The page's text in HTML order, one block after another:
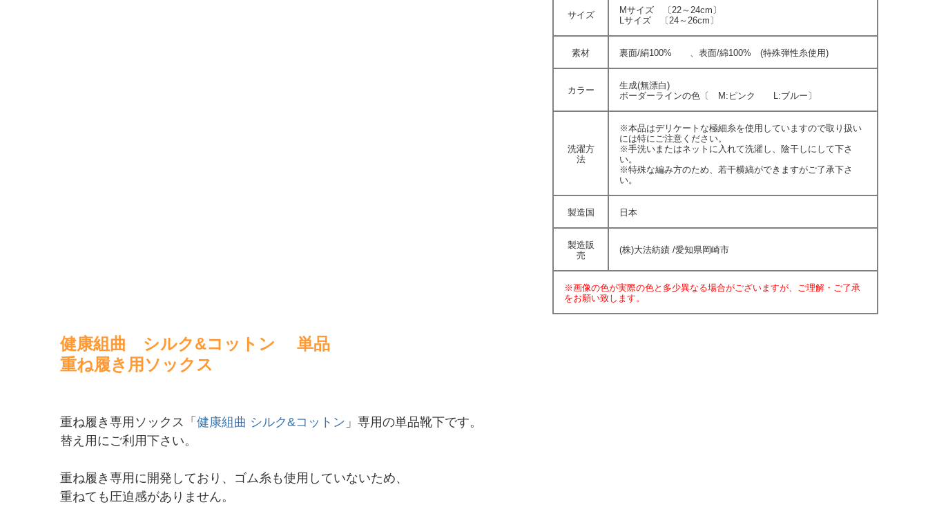
サイズ
Mサイズ 〔22～24cm〕
Lサイズ 〔24～26cm〕
素材 裏面/絹100% 、表面/綿100% (特殊弾性糸使用)
カラー
生成(無漂白)
ボーダーラインの色〔 M:ピンク L:ブルー〕
洗濯方
法
※本品はデリケートな極細糸を使用していますので取り扱い
には特にご注意ください。
※手洗いまたはネットに入れて洗濯し、陰干しにして下さ
い。
※特殊な編み方のため、若干横縞ができますがご了承下さ
い。
製造国 日本
製造販
売
(株)大法紡績 /愛知県岡崎市
※画像の色が実際の色と多少異なる場合がございますが、ご理解・ご了承
をお願い致します。
健康組曲 シルク&コットン 単品
重ね履き用ソックス
重ね履き専用ソックス「 健康組曲 シルク&コットン 」専用の単品靴下です。
替え用にご利用下さい。
重ね履き専用に開発しており、ゴム糸も使用していないため、
重ねても圧迫感がありません。